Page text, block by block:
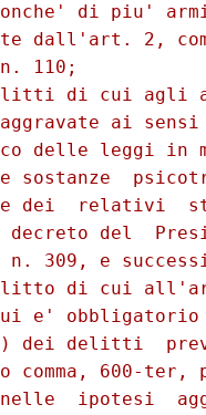
di piu'
dall'art. 2,
110;
di cui agli
ai
delle leggi in
sostanze
dei  relativi
decreto del
n. 309, e
di cui
e'
dei delitti
comma, 600-ter,
ipotesi